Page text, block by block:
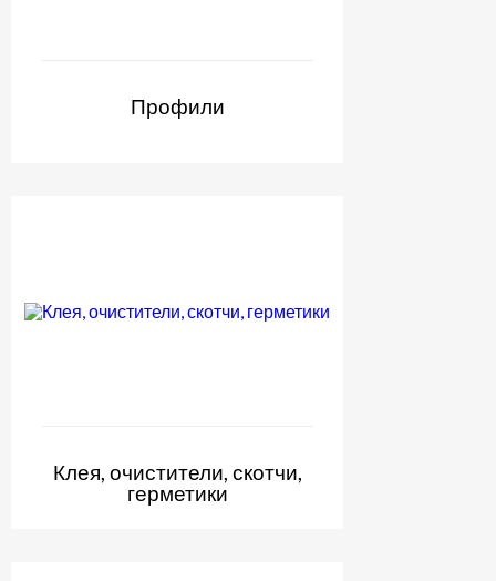
Профили
Клея, очистители, скотчи,
герметики